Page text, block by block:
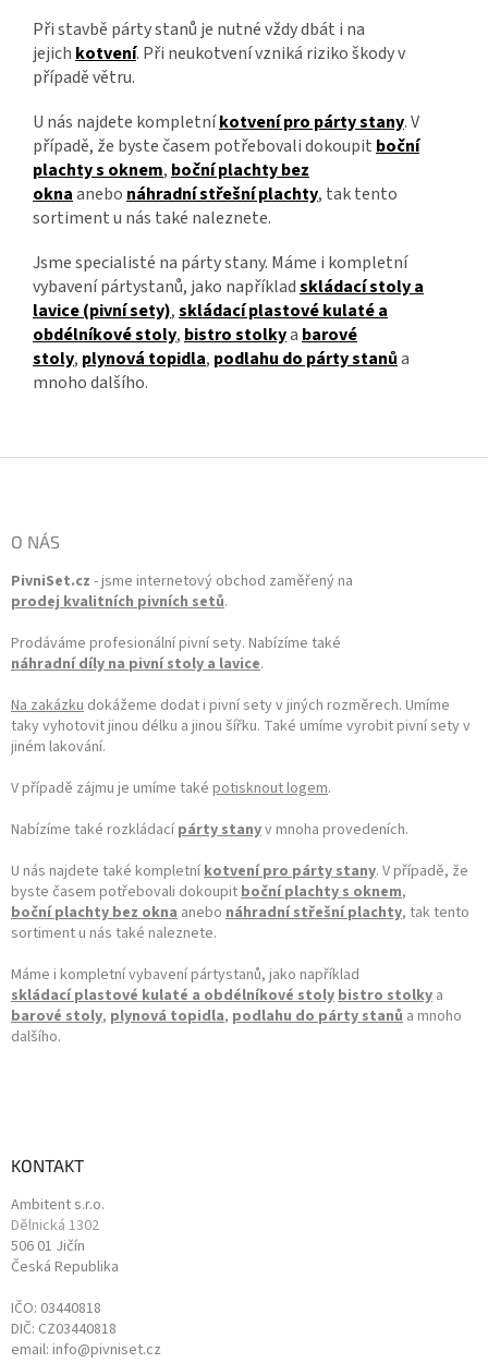
Při stavbě párty stanů je nutné vždy dbát i na
jejich kotvení. Při neukotvení vzniká riziko škody v
případě větru.
U nás najdete kompletníkotvení pro párty stany. V
případě, že byste časem potřebovali dokoupit boční
plachty s oknem, boční plachty bez
oknaanebo náhradní střešní plachty, tak tento
sortiment u nás také naleznete.
Jsme specialisté na párty stany. Máme i kompletní
vybavení pártystanů, jako napříkladskládací stoly a
lavice (pivní sety),skládací plastové kulaté a
obdélníkové stoly, bistro stolkya barové
stoly, plynová topidla, podlahu do párty stanůa
mnoho dalšího.
O NÁS
PivniSet.cz - jsme internetový obchod zaměřený na
prodej kvalitních pivních setů.
Prodáváme profesionální pivní sety. Nabízíme také
náhradní díly na pivní stoly a lavice.
Na zakázku dokážeme dodat i pivní sety v jiných rozměrech. Umíme
taky vyhotovit jinou délku a jinou šířku. Také umíme vyrobit pivní sety v
jiném lakování.
V případě zájmu je umíme také potisknout logem.
Nabízíme také rozkládací párty stanyv mnoha provedeních.
U nás najdete také kompletníkotvení pro párty stany. V případě, že
byste časem potřebovali dokoupitboční plachty s oknem,
boční plachty bez okna anebo náhradní střešní plachty, tak tento
sortiment u nás také naleznete.
Máme i kompletní vybavení pártystanů, jako například
skládací plastové kulaté a obdélníkové stolybistro stolky a
barové stoly, plynová topidla, podlahu do párty stanů a mnoho
dalšího.
KONTAKT
Ambitent s.r.o.
Dělnická 1302
506 01 Jičín
Česká Republika
IČO: 03440818
DIČ: CZ03440818
email: info@pivniset.cz